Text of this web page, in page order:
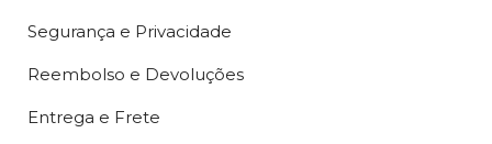
Segurança e Privacidade
Reembolso e Devoluções
Entrega e Frete